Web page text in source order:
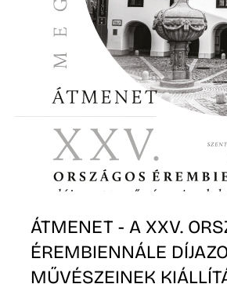
ÁTMENET - A XXV.
ÉREMBIENNÁLE
MŰVÉSZEINEK